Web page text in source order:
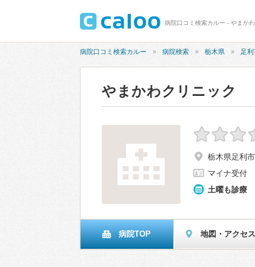
病院口コミ検索カルー - やまか
病院口コミ検索カルー 病院検索 栃木県 足利
やまかわクリニック
栃木県足利
マイナ受付
土曜も診療
病院TOP 地図・アクセス